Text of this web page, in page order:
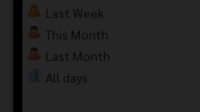
Last Week
This Month
Last Month
All days